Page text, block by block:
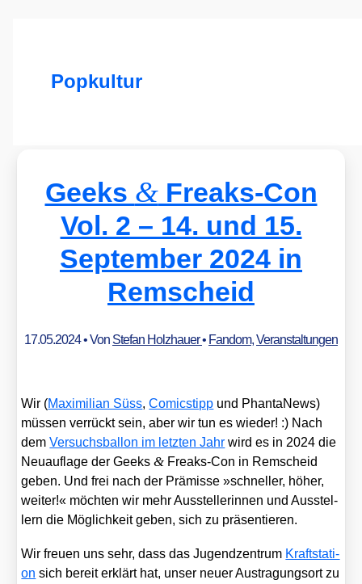
Popkultur
Geeks &Freaks-Con
Vol. 2 – 14. und 15.
September 2024 in
Remscheid
17.05.2024• Von Stefan Holzhauer• Fandom,Veranstaltungen
Wir (Maxi­mi­li­an Süss,Comic­stipp und Phan­ta­News)
müs­sen ver­rückt sein, aber wir tun es wie­der! :) Nach
demVer­suchs­bal­lon im letz­ten Jahr wird es in 2024 die
Neu­auf­la­ge der Geeks& Freaks-Con in Rem­scheid
geben. Und frei nach der Prä­mis­se »schnel­ler, höher,
wei­ter!« möch­ten wir mehr Aus­stel­le­rin­nen und Aus­stel­
lern die Mög­lich­keit geben, sich zu prä­sen­tie­ren.
Wir freu­en uns sehr, dass das Jugend­zen­trum Kraft­sta­ti­
on sich bereit erklärt hat, unser neu­er Aus­tra­gungs­ort zu